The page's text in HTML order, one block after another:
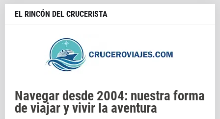
EL RINCÓN DEL CRUCERISTA
Navegar desde 2004: nuestra forma
de viajar y vivir la aventura